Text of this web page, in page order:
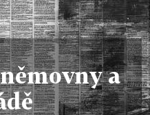
a